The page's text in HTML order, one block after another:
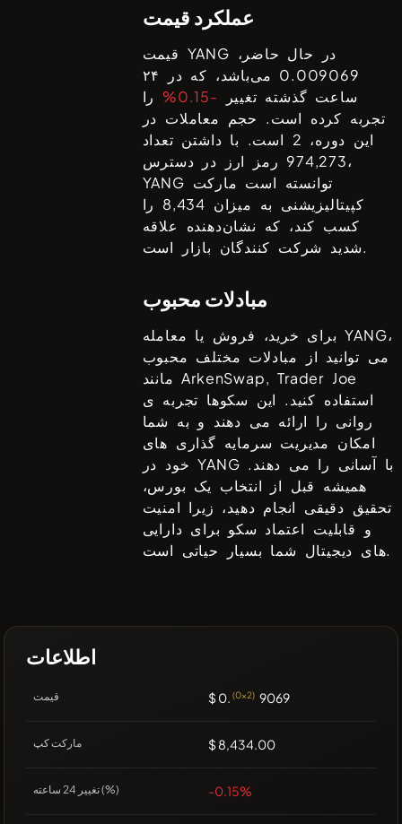
عملکرد قیمت
YANG در حال حاضر،
0.009069
می‌باشد، که در ۲۴
ساعت گذشته تغییر -0.15%
را
تجربه کرده است. حجم معاملات در
این دوره، 2 است. با داشتن تعداد
974,273رمز ارز در دسترس،
YANG
کپیتالیزیشنی به میزان 8,434 را
کسب کند، که نشان‌دهنده علاقه
شدید شرکت کنندگان بازار است.
مبادلات محبوب
برای خرید، فروش یا معاملهYANG،
می توانید از مبادلات مختلف محبوب
مانندArkenSwap, Trader Joe
استفاده کنید. این سکوها تجربه ی
روانی را ارائه می دهند و به شما
امکان مدیریت سرمایه گذاری های
خود درYANG
همیشه قبل از انتخاب یک بورس،
تحقیق دقیقی انجام دهید، زیرا امنیت
و قابلیت اعتماد سکو برای دارایی
های دیجیتال شما بسیار حیاتی است.
اطلاعات
قیمت $ 0. (0x2) 9069
مارکت کپ $ 8,434.00
تغییر 24 ساعته (%) -0.15%